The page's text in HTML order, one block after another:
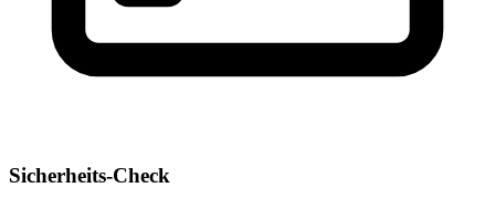
Sicherheits-Check